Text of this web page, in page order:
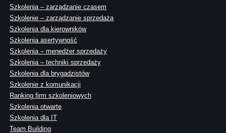
Szkolenia – zarządzanie czasem
Szkolenie – zarządzanie sprzedażą
Szkolenia dla kierowników
Szkolenia asertywność
Szkolenia – menedżer sprzedaży
Szkolenia – techniki sprzedaży
Szkolenia dla brygadzistów
Szkolenie z komunikacji
Ranking firm szkoleniowych
Szkolenia otwarte
Szkolenia dla IT
Team Building